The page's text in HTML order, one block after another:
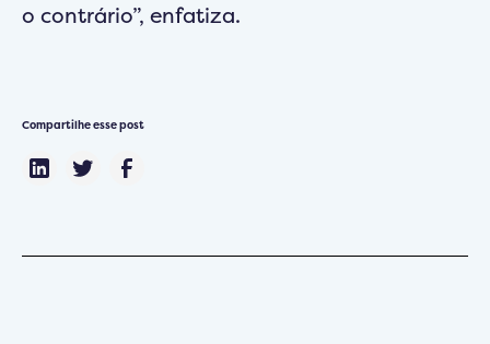
o contrário”, enfatiza.
Compartilhe esse post